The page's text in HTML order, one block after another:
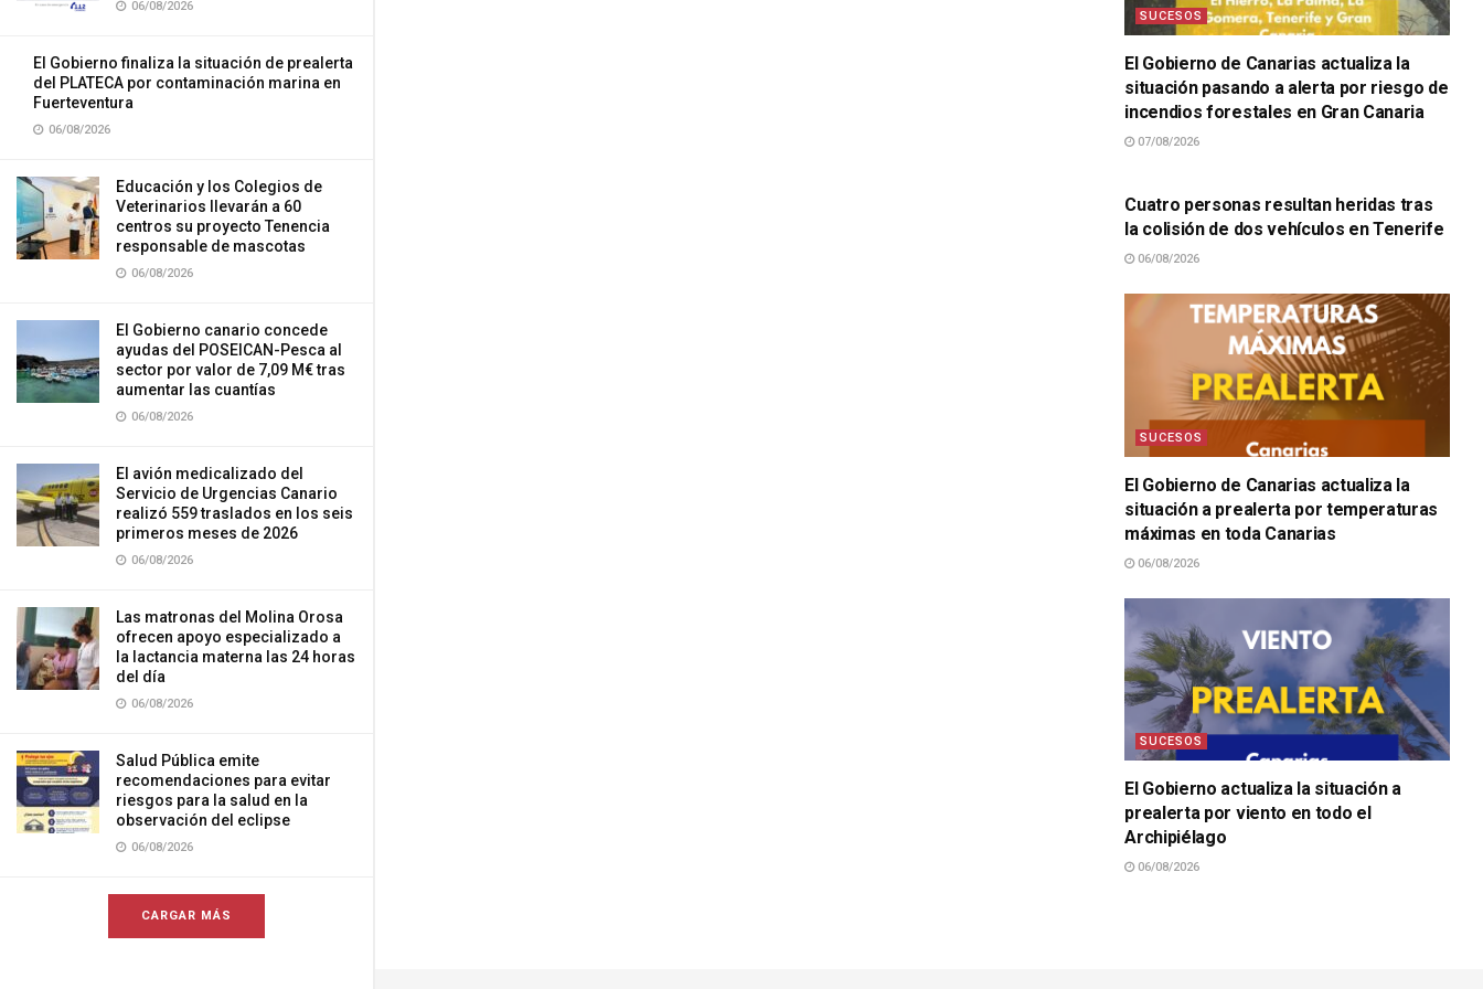
06/08/2026
El Gobierno finaliza la situación de prealerta
del PLATECA por contaminación marina en
Fuerteventura
06/08/2026
Educación y los Colegios de
Veterinarios llevarán a 60
centros su proyecto Tenencia
responsable de mascotas
06/08/2026
El Gobierno canario concede
ayudas del POSEICAN-Pesca al
sector por valor de 7,09 M€ tras
aumentar las cuantías
06/08/2026
El avión medicalizado del
Servicio de Urgencias Canario
realizó 559 traslados en los seis
primeros meses de 2026
06/08/2026
Las matronas del Molina Orosa
ofrecen apoyo especializado a
la lactancia materna las 24 horas
del día
06/08/2026
Salud Pública emite
recomendaciones para evitar
riesgos para la salud en la
observación del eclipse
06/08/2026
CARGAR MÁS
SUCESOS
El Gobierno de Canarias actualiza la
situación pasando a alerta por riesgo de
incendios forestales en Gran Canaria
07/08/2026
Cuatro personas resultan heridas tras
la colisión de dos vehículos en Tenerife
06/08/2026
SUCESOS
El Gobierno de Canarias actualiza la
situación a prealerta por temperaturas
máximas en toda Canarias
06/08/2026
SUCESOS
El Gobierno actualiza la situación a
prealerta por viento en todo el
Archipiélago
06/08/2026